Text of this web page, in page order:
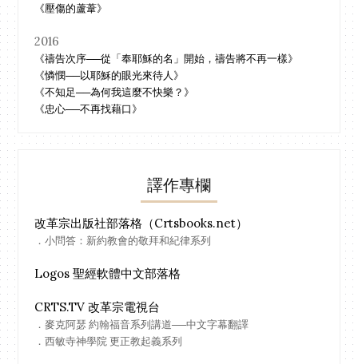
《壓傷的蘆葦》
2016
《禱告次序──從「奉耶穌的名」開始，禱告將不再一樣》
《憐憫──以耶穌的眼光來待人》
《不知足──為何我這麼不快樂？》
《忠心──不再找藉口》
譯作專欄
改革宗出版社部落格（Crtsbooks.net）
．小問答：新約教會的敬拜和紀律系列
Logos 聖經軟體中文部落格
CRTS.TV 改革宗電視台
．麥克阿瑟 約翰福音系列講道──中文字幕翻譯
．西敏寺神學院 更正教起義系列